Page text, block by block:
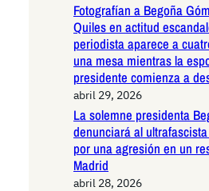
Fotografían a Begoña
Quiles en actitud
periodista aparece a
una mesa mientras la
presidente comienza a
abril 29, 2026
La solemne presidenta
denunciará al
por una agresión en un
Madrid
abril 28, 2026